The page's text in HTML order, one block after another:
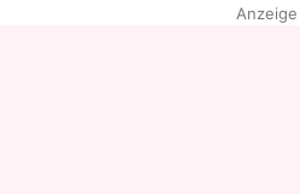
Anzeige